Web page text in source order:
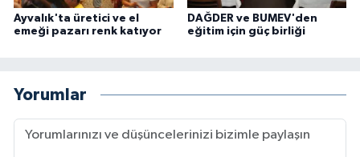
Ayvalık'ta üretici ve el
emeği pazarı renk katıyor
DAĞDER ve BUMEV'den
eğitim için güç birliği
Yorumlar